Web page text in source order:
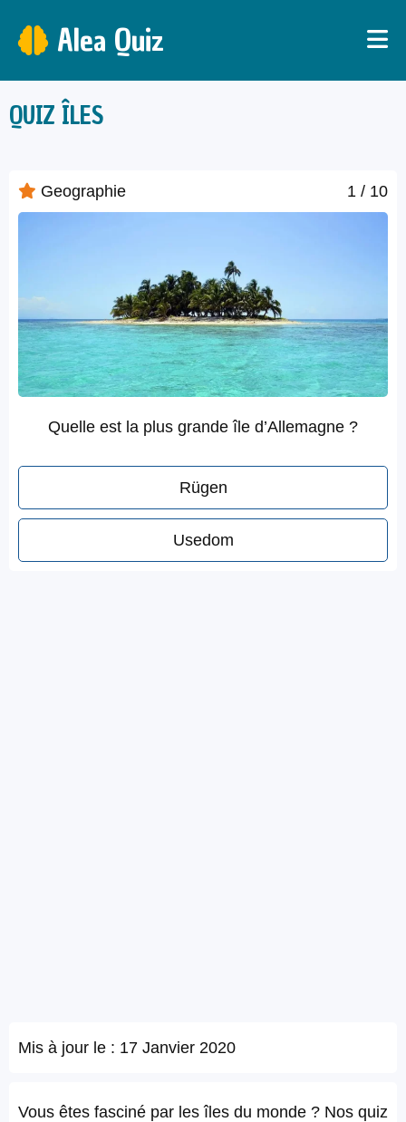
Alea Quiz
QUIZ ÎLES
Geographie 1 / 10
Quelle est la plus grande île d’Allemagne ?
Rügen
Usedom
Mis à jour le : 17 Janvier 2020
Vous êtes fasciné par les îles du monde ? Nos quiz